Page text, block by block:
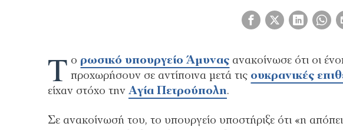
Τ ο ρωσικό υπουργείο Άμυνας ανακοίνωσε ότι οι
προχωρήσουν σε αντίποινα μετά τις ουκρανικές
είχαν στόχο την Αγία Πετρούπολη.
Σε ανακοίνωσή του, το υπουργείο υποστήριξε ότι «η